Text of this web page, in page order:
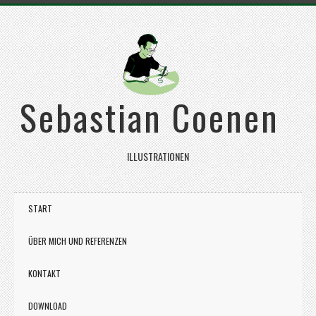
Sebastian Coenen
ILLUSTRATIONEN
START
ÜBER MICH UND REFERENZEN
KONTAKT
DOWNLOAD